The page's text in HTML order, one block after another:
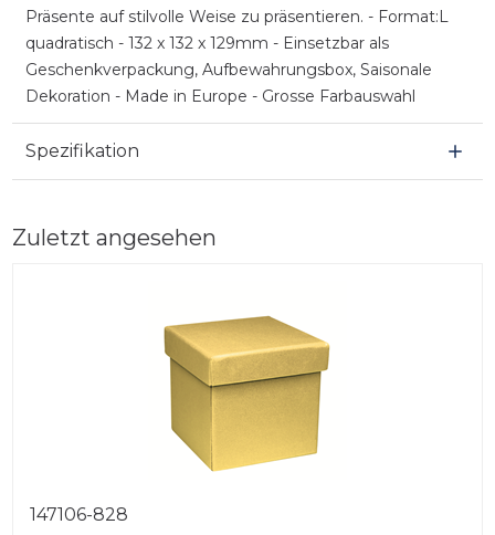
Präsente auf stilvolle Weise zu präsentieren. - Format:L
quadratisch - 132 x 132 x 129mm - Einsetzbar als
Geschenkverpackung, Aufbewahrungsbox, Saisonale
Dekoration - Made in Europe - Grosse Farbauswahl
Spezifikation
Zuletzt angesehen
147106-828